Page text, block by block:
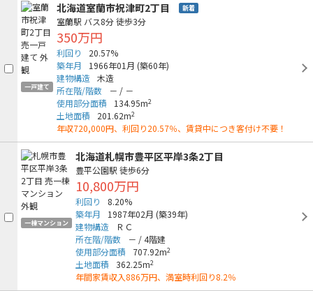
一戸建て
北海道室蘭市祝津町2丁目 新着
室蘭駅 バス8分徒歩3分
350万円
利回り
20.57%
築年月
1966年01月 (築60年)
建物構造 木造
所在階/階数
－ / －
使用部分面積
134.95m2
土地面積 201.62m2
年収720,000円、利回り20.57％、賃貸中につき客付け不要！
一棟マンション
北海道札幌市豊平区平岸3条2丁目
豊平公園駅 徒歩6分
10,800万円
利回り
8.20%
築年月
1987年02月 (築39年)
建物構造
ＲＣ
所在階/階数
－ /4階建
使用部分面積
707.92m2
土地面積 362.25m2
年間家賃収入886万円、満室時利回り8.2％